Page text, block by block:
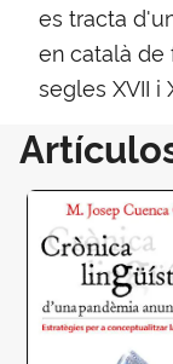
es tracta
en català de
segles XVII i